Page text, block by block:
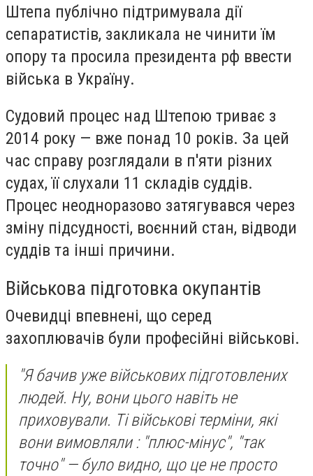
Штепа публічно підтримувала дії
сепаратистів, закликала не чинити їм
опору та просила президента рф ввести
війська в Україну.
Судовий процес над Штепою триває з
2014 року — вже понад 10 років. За цей
час справу розглядали в п'яти різних
судах, її слухали 11 складів суддів.
Процес неодноразово затягувався через
зміну підсудності, воєнний стан, відводи
суддів та інші причини.
Військова підготовка окупантів
Очевидці впевнені, що серед
захоплювачів були професійні військові.
"Я бачив уже військових підготовлених
людей. Ну, вони цього навіть не
приховували. Ті військові терміни, які
вони вимовляли : "плюс-мінус", "так
точно" — було видно, що це не просто